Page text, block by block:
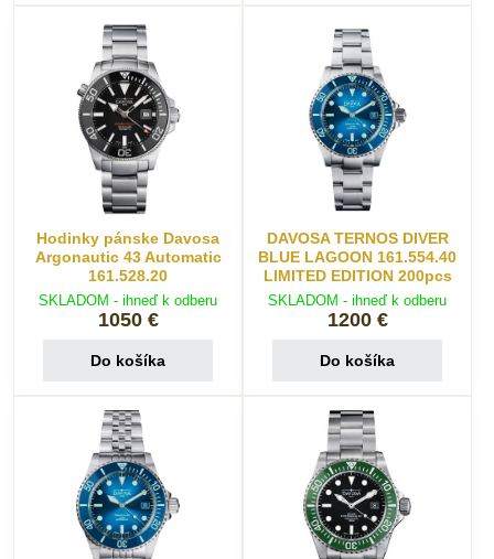
Hodinky pánske Davosa
Argonautic 43 Automatic
161.528.20
SKLADOM - ihneď k odberu
1050 €
Do košíka
DAVOSA TERNOS DIVER
BLUE LAGOON 161.554.40
LIMITED EDITION 200pcs
SKLADOM - ihneď k odberu
1200 €
Do košíka